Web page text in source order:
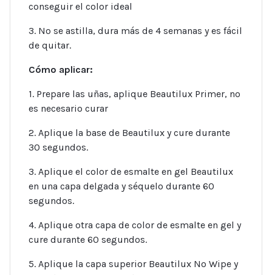
conseguir el color ideal
3. No se astilla, dura más de 4 semanas y es fácil
de quitar.
Cómo aplicar:
1. Prepare las uñas, aplique Beautilux Primer, no
es necesario curar
2. Aplique la base de Beautilux y cure durante
30 segundos.
3. Aplique el color de esmalte en gel Beautilux
en una capa delgada y séquelo durante 60
segundos.
4. Aplique otra capa de color de esmalte en gel y
cure durante 60 segundos.
5. Aplique la capa superior Beautilux No Wipe y